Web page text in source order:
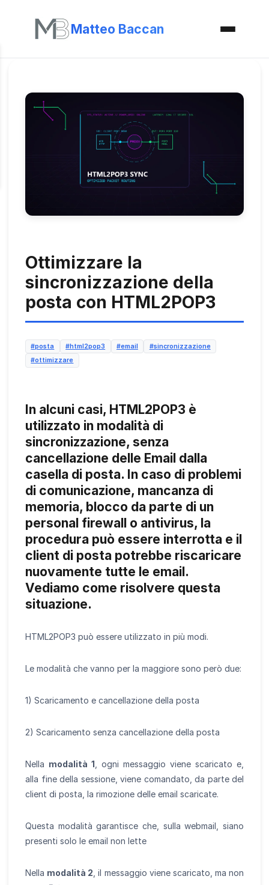
Matteo Baccan
Ottimizzare la
sincronizzazione della
posta con HTML2POP3
#posta #html2pop3 #email
#sincronizzazione
#ottimizzare
In alcuni casi, HTML2POP3 è
utilizzato in modalità di
sincronizzazione, senza
cancellazione delle Email dalla
casella di posta. In caso di problemi
di comunicazione, mancanza di
memoria, blocco da parte di un
personal firewall o antivirus, la
procedura può essere interrotta e il
client di posta potrebbe riscaricare
nuovamente tutte le email.
Vediamo come risolvere questa
situazione.
HTML2POP3 può essere utilizzato in più modi.
Le modalità che vanno per la maggiore sono però due:
1) Scaricamento e cancellazione della posta
2) Scaricamento senza cancellazione della posta
Nella modalità 1 , ogni messaggio viene scaricato e,
alla fine della sessione, viene comandato, da parte del
client di posta, la rimozione delle email scaricate.
Questa modalità garantisce che, sulla webmail, siano
presenti solo le email non lette
Nella modalità 2 , il messaggio viene scaricato, ma non